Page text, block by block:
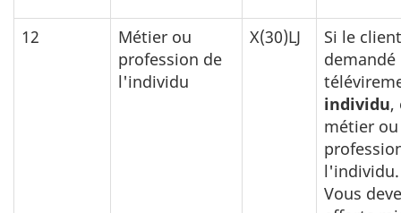
12
Métier ou
profession de
l'individu
X(30)LJ
Si le
demandé
individu,
métier
l'individu.
Vous